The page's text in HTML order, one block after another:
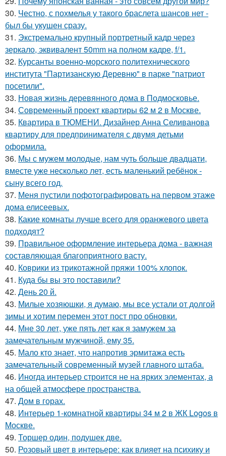
30. Честно, с похмелья у такого браслета шансов нет -
был бы укушен сразу.
31. Экстремально крупный портретный кадр через
зеркало, эквивалент 50mm на полном кадре, f/1.
32. Курсанты военно-морского политехнического
института "Партизанскую Деревню" в парке "патриот
посетили".
33. Новая жизнь деревянного дома в Подмосковье.
34. Современный проект квартиры 62 м 2 в Москве.
35. Квартира в ТЮМЕНИ. Дизайнер Анна Селиванова
квартиру для предпринимателя с двумя детьми
оформила.
36. Мы с мужем молодые, нам чуть больше двадцати,
вместе уже несколько лет, есть маленький ребёнок -
сыну всего год.
37. Меня пустили пофотографировать на первом этаже
дома елисеевых.
38. Какие комнаты лучше всего для оранжевого цвета
подходят?
39. Правильное оформление интерьера дома - важная
составляющая благоприятного васту.
40. Коврики из трикотажной пряжи 100% хлопок.
41. Куда бы вы это поставили?
42. День 20 й.
43. Милые хозяюшки, я думаю, мы все устали от долгой
зимы и хотим перемен этот пост про обновки.
44. Мне 30 лет, уже пять лет как я замужем за
замечательным мужчиной, ему 35.
45. Мало кто знает, что напротив эрмитажа есть
замечательный современный музей главного штаба.
46. Иногда интерьер строится не на ярких элементах, а
на общей атмосфере пространства.
47. Дом в горах.
48. Интерьер 1-комнатной квартиры 34 м 2 в ЖК Logos в
Москве.
49. Торшер один, подушек две.
50. Розовый цвет в интерьере: как влияет на психику и